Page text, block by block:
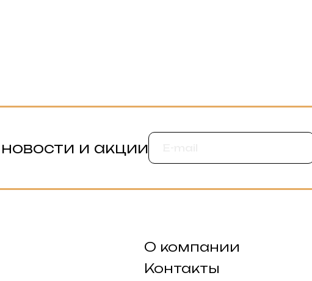
и акции
О компании
Контакты